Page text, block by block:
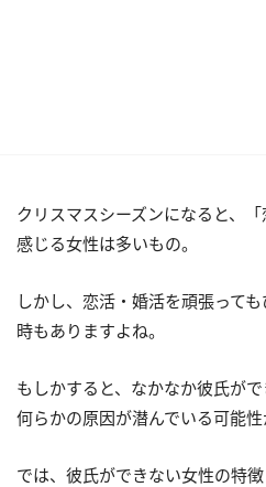
クリスマスシーズンになると、
感じる女性は多いもの。
しかし、恋活・婚活を頑張って
時もありますよね。
もしかすると、なかなか彼氏が
何らかの原因が潜んでいる可能性
では、彼氏ができない女性の特